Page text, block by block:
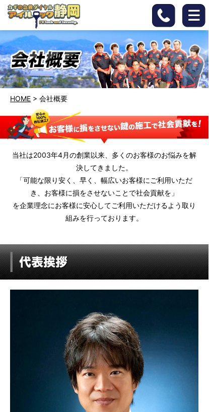
HOME > 会社概要
当社は2003年4月の創業以来、多くのお客様のお悩みを解
決してきました。
「可能な限り安く、早く、幅広いお客様にご利用いただ
き、お客様に損をさせないことで社会貢献を」
を企業理念にお客様に安心してご利用いただけるよう取り
組みを行っております。